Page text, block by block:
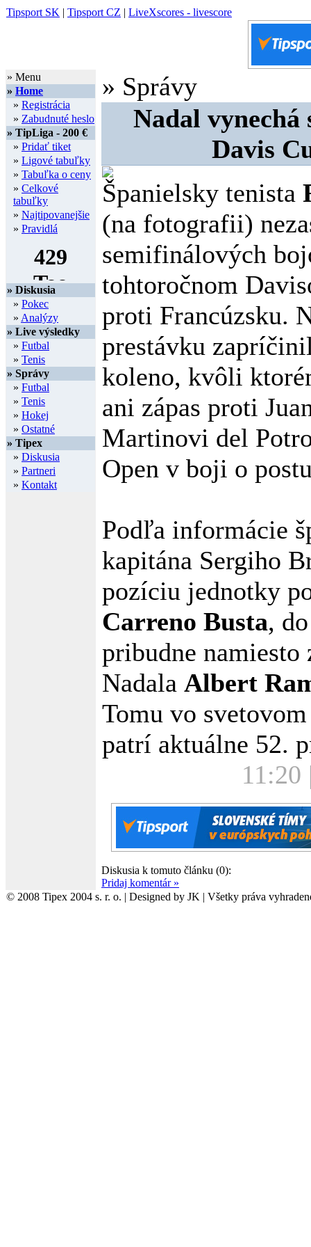
Tipsport SK | Tipsport CZ | LiveXscores - livescore
» Menu
» Home
» Registrácia
» Zabudnuté heslo
» TipLiga - 200 €
» Pridať tiket
» Ligové tabuľky
» Tabuľka o ceny
» Celkové
tabuľky
» Najtipovanejšie
» Pravidlá
» Diskusia
» Pokec
» Analýzy
» Live výsledky
» Futbal
» Tenis
» Správy
» Futbal
» Tenis
» Hokej
» Ostatné
» Tipex
» Diskusia
» Partneri
» Kontakt
» Správy
Nadal vynechá
Davis
Španielsky tenista
(na fotografii)
semifinálových
tohtoročnom
proti Francúzsku.
prestávku
koleno, kvôli
ani zápas proti
Martinovi del
Open v boji o
Podľa informácie
kapitána Sergiho
pozíciu jednotky
Carreno Busta,
pribudne namiesto
Nadala Albert
Tomu vo
patrí aktuálne 52.
11:20
Diskusia k tomuto článku (0):
Pridaj komentár »
© 2008 Tipex 2004 s. r. o. | Designed by JK | Všetky práva